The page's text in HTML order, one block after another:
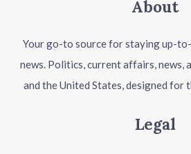
About
Your go-to source for staying up-
news. Politics, current affairs, news,
and the United States, designed for
Legal